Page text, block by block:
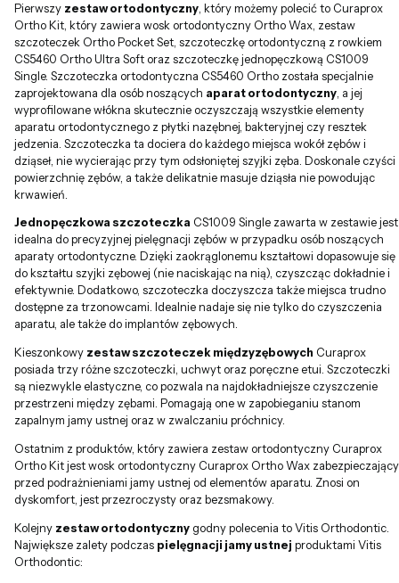
Pierwszy zestaw ortodontyczny , który możemy polecić to Curaprox
Ortho Kit, który zawiera wosk ortodontyczny Ortho Wax, zestaw
szczoteczek Ortho Pocket Set, szczoteczkę ortodontyczną z rowkiem
CS5460 Ortho Ultra Soft oraz szczoteczkę jednopęczkową CS1009
Single. Szczoteczka ortodontyczna CS5460 Ortho została specjalnie
zaprojektowana dla osób noszących aparat ortodontyczny , a jej
wyprofilowane włókna skutecznie oczyszczają wszystkie elementy
aparatu ortodontycznego z płytki nazębnej, bakteryjnej czy resztek
jedzenia. Szczoteczka ta dociera do każdego miejsca wokół zębów i
dziąseł, nie wycierając przy tym odsłoniętej szyjki zęba. Doskonale czyści
powierzchnię zębów, a także delikatnie masuje dziąsła nie powodując
krwawień.
Jednopęczkowa szczoteczka CS1009 Single zawarta w zestawie jest
idealna do precyzyjnej pielęgnacji zębów w przypadku osób noszących
aparaty ortodontyczne. Dzięki zaokrąglonemu kształtowi dopasowuje się
do kształtu szyjki zębowej (nie naciskając na nią), czyszcząc dokładnie i
efektywnie. Dodatkowo, szczoteczka doczyszcza także miejsca trudno
dostępne za trzonowcami. Idealnie nadaje się nie tylko do czyszczenia
aparatu, ale także do implantów zębowych.
Kieszonkowy zestaw szczoteczek międzyzębowych Curaprox
posiada trzy różne szczoteczki, uchwyt oraz poręczne etui. Szczoteczki
są niezwykle elastyczne, co pozwala na najdokładniejsze czyszczenie
przestrzeni między zębami. Pomagają one w zapobieganiu stanom
zapalnym jamy ustnej oraz w zwalczaniu próchnicy.
Ostatnim z produktów, który zawiera zestaw ortodontyczny Curaprox
Ortho Kit jest wosk ortodontyczny Curaprox Ortho Wax zabezpieczający
przed podrażnieniami jamy ustnej od elementów aparatu. Znosi on
dyskomfort, jest przezroczysty oraz bezsmakowy.
Kolejny zestaw ortodontyczny godny polecenia to Vitis Orthodontic.
Największe zalety podczas pielęgnacji jamy ustnej produktami Vitis
Orthodontic: